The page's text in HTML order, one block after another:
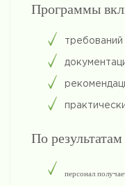
Программы
требований
По
персонал